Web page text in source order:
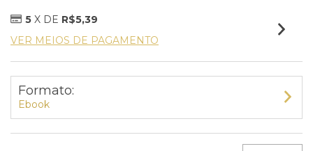
5 X DE R$5,39
VER MEIOS DE PAGAMENTO
Formato:
Ebook